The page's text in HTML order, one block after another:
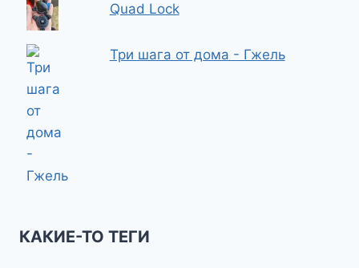
Quad Lock
Три шага от дома - Гжель
КАКИЕ-ТО ТЕГИ